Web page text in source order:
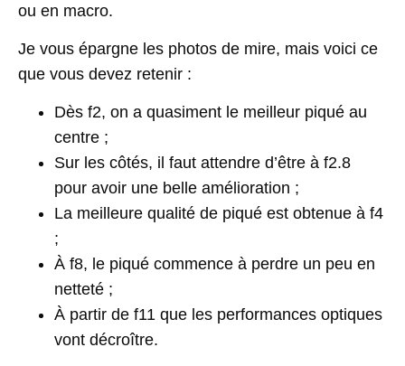
ou en macro.
Je vous épargne les photos de mire, mais voici ce
que vous devez retenir :
Dès f2, on a quasiment le meilleur piqué au
centre ;
Sur les côtés, il faut attendre d’être à f2.8
pour avoir une belle amélioration ;
La meilleure qualité de piqué est obtenue à f4
;
À f8, le piqué commence à perdre un peu en
netteté ;
À partir de f11 que les performances optiques
vont décroître.